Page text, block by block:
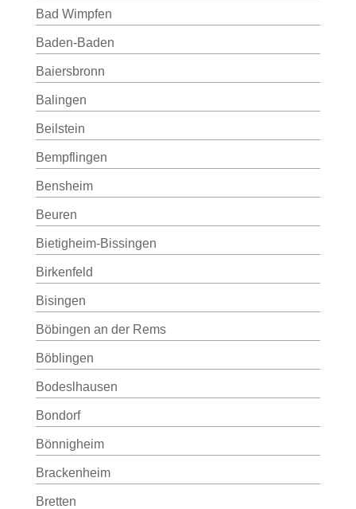
Bad Wimpfen
Baden-Baden
Baiersbronn
Balingen
Beilstein
Bempflingen
Bensheim
Beuren
Bietigheim-Bissingen
Birkenfeld
Bisingen
Böbingen an der Rems
Böblingen
Bodeslhausen
Bondorf
Bönnigheim
Brackenheim
Bretten